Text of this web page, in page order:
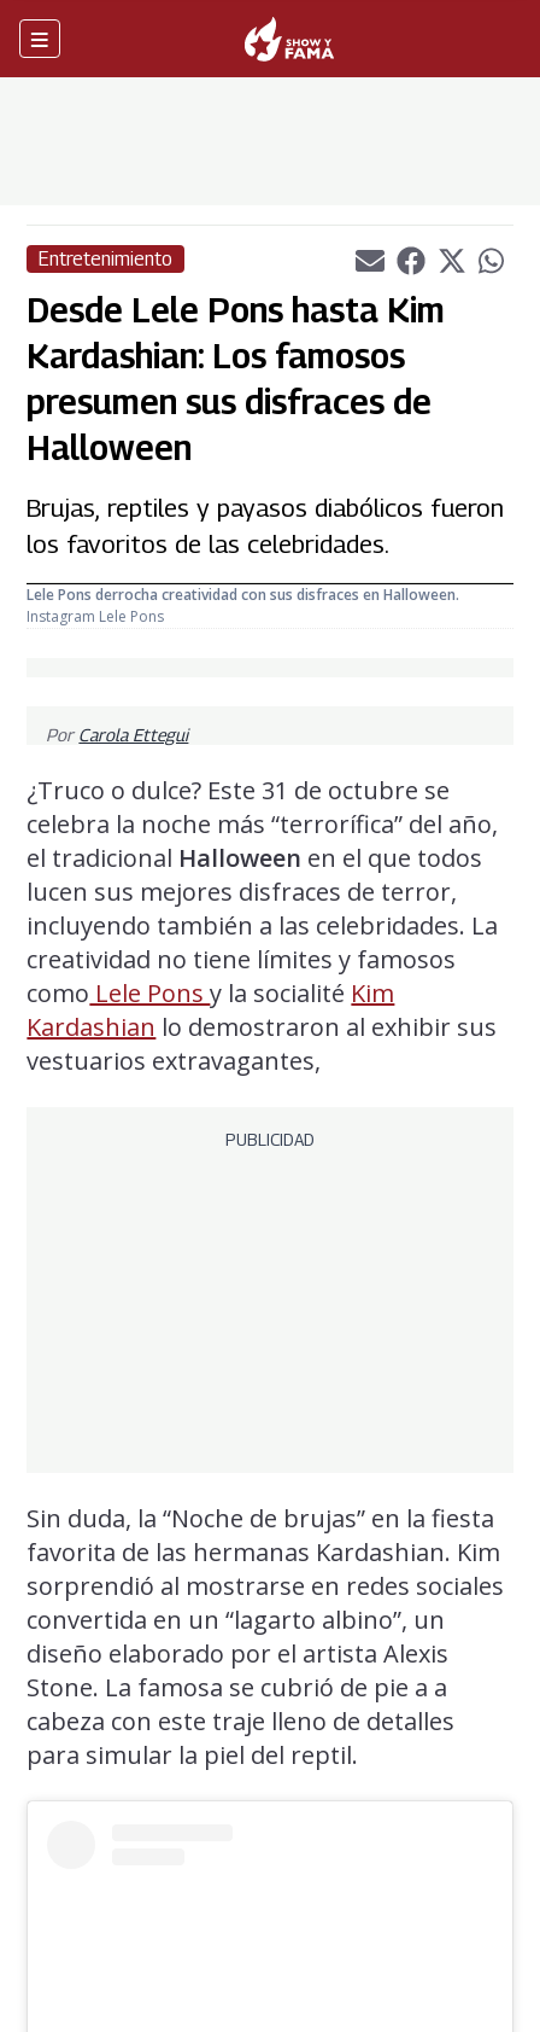
Entretenimiento
Desde Lele Pons hasta Kim
Kardashian: Los famosos
presumen sus disfraces de
Halloween
Brujas, reptiles y payasos diabólicos fueron
los favoritos de las celebridades.
Lele Pons derrocha creatividad con sus disfraces en Halloween.
Instagram Lele Pons
Por Carola Ettegui
¿Truco o dulce? Este 31 de octubre se
celebra la noche más “terrorífica” del año,
el tradicional Halloween en el que todos
lucen sus mejores disfraces de terror,
incluyendo también a las celebridades. La
creatividad no tiene límites y famosos
como Lele Ponsy la socialité Kim
Kardashian lo demostraron al exhibir sus
vestuarios extravagantes,
PUBLICIDAD
Sin duda, la “Noche de brujas” en la fiesta
favorita de las hermanas Kardashian. Kim
sorprendió al mostrarse en redes sociales
convertida en un “lagarto albino”, un
diseño elaborado por el artista Alexis
Stone. La famosa se cubrió de pie a a
cabeza con este traje lleno de detalles
para simular la piel del reptil.